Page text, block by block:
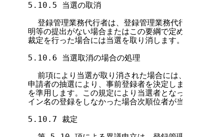
5.10.5 当選の取消
登録管理業務代行者は、登録管理業務代行者が定
明等の提出がない場合またはこの要綱で定めるガイ
裁定を行った場合には当選を取り消します。
5.10.6 当選取消の場合の処理
前項により当選が取り消された場合には、当選に
申請者の抽選により、事前登録者を決定します。こ
を準用します。この規定により当選者となった事前
イン名の登録をしなかった場合次順位者が当選者とな
5.10.7 裁定